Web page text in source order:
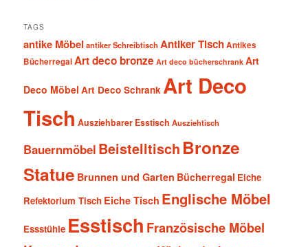
TAGS
antike Möbel antiker Schreibtisch Antiker TischAntikes
BücherregalArt deco bronze Art deco bücherschrank Art
Deco Möbel Art Deco Schrank Art Deco
Tisch Ausziehbarer Esstisch Ausziehtisch
Bauernmöbel Beistelltisch Bronze
Statue Brunnen und Garten Bücherregal Eiche
Refektorium Tisch Eiche Tisch Englische Möbel
Essstühle Esstisch Französische Möbel